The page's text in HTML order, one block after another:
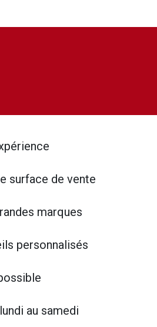
surface de vente
marques
personnalisés
au samedi